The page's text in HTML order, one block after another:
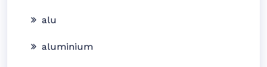
alu
aluminium